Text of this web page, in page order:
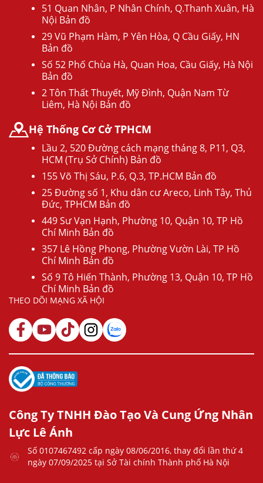
51 Quan Nhân, P Nhân Chính, Q.Thanh Xuân, Hà
Nội Bản đồ
29 Vũ Phạm Hàm, P Yên Hòa, Q Cầu Giấy, HN
Bản đồ
Số 52 Phố Chùa Hà, Quan Hoa, Cầu Giấy, Hà Nội
Bản đồ
2 Tôn Thất Thuyết, Mỹ Đình, Quận Nam Từ
Liêm, Hà Nội Bản đồ
Hệ Thống Cơ Cở TPHCM
Lầu 2, 520 Đường cách mạng tháng 8, P11, Q3,
HCM (Trụ Sở Chính) Bản đồ
155 Võ Thị Sáu, P.6, Q.3, TP.HCM Bản đồ
25 Đường số 1, Khu dân cư Areco, Linh Tây, Thủ
Đức, TPHCM Bản đồ
449 Sư Vạn Hạnh, Phường 10, Quận 10, TP Hồ
Chí Minh Bản đồ
357 Lê Hồng Phong, Phường Vườn Lài, TP Hồ
Chí Minh Bản đồ
Số 9 Tô Hiến Thành, Phường 13, Quận 10, TP Hồ
Chí Minh Bản đồ
THEO DÕI MẠNG XÃ HỘI
Công Ty TNHH Đào Tạo Và Cung Ứng Nhân
Lực Lê Ánh
Số 0107467492 cấp ngày 08/06/2016, thay đổi lần thứ 4
ngày 07/09/2025 tại Sở Tài chính Thành phố Hà Nội